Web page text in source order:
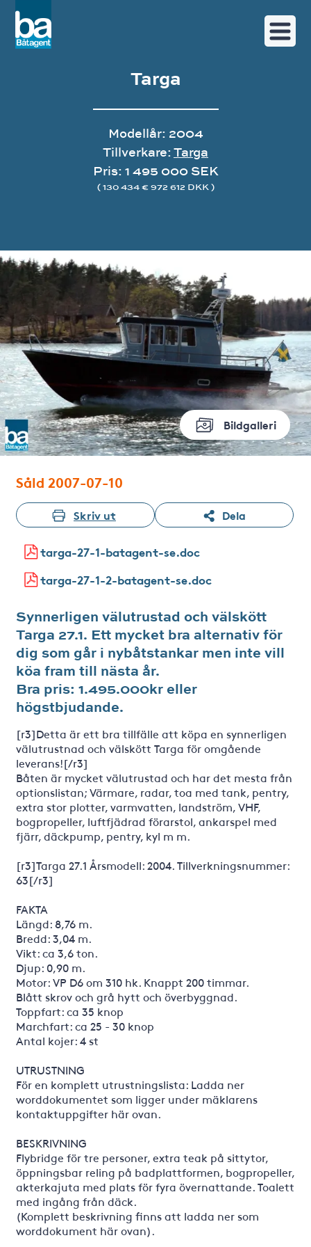
Bildgalleri
Targa
Modellår: 2004
Tillverkare:Targa
Pris: 1 495 000 SEK
( 130 434 € 972 612 DKK )
Såld 2007-07-10
Skriv ut Dela
targa-27-1-batagent-se.doc
targa-27-1-2-batagent-se.doc
Synnerligen välutrustad och välskött
Targa 27.1. Ett mycket bra alternativ för
dig som går i nybåtstankar men inte vill
köa fram till nästa år.
Bra pris: 1.495.000kr eller
högstbjudande.
[r3]Detta är ett bra tillfälle att köpa en synnerligen
välutrustnad och välskött Targa för omgående
leverans![/r3]
Båten är mycket välutrustad och har det mesta från
optionslistan; Värmare, radar, toa med tank, pentry,
extra stor plotter, varmvatten, landström, VHF,
bogpropeller, luftfjädrad förarstol, ankarspel med
fjärr, däckpump, pentry, kyl m m.
[r3]Targa 27.1 Årsmodell: 2004. Tillverkningsnummer:
63[/r3]
FAKTA
Längd: 8,76 m.
Bredd: 3,04 m.
Vikt: ca 3,6 ton.
Djup: 0,90 m.
Motor: VP D6 om 310 hk. Knappt 200 timmar.
Blått skrov och grå hytt och överbyggnad.
Toppfart: ca 35 knop
Marchfart: ca 25 - 30 knop
Antal kojer: 4 st
UTRUSTNING
För en komplett utrustningslista: Ladda ner
worddokumentet som ligger under mäklarens
kontaktuppgifter här ovan.
BESKRIVNING
Flybridge för tre personer, extra teak på sittytor,
öppningsbar reling på badplattformen, bogpropeller,
akterkajuta med plats för fyra övernattande. Toalett
med ingång från däck.
(Komplett beskrivning finns att ladda ner som
worddokument här ovan).